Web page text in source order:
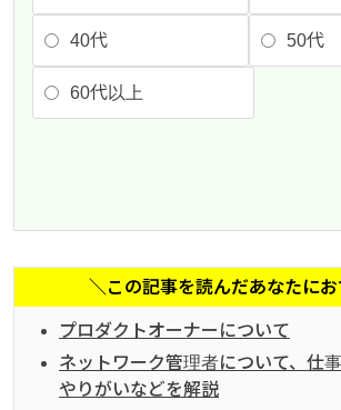
40代 50代
60代以上
＼この記事を読んだあなたに
プロダクトオーナーについて
ネットワーク管理者について、仕
やりがいなどを解説